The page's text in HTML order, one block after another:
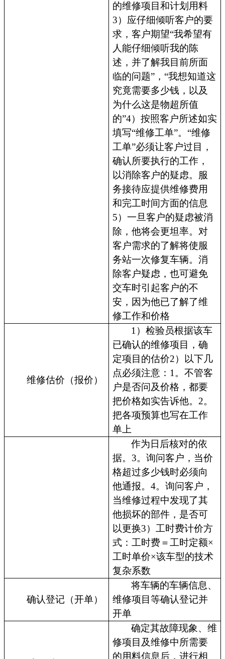
的维修项目和计划用料
3）应仔细倾听客户的要
求，客户期望“我希望有
人能仔细倾听我的陈
述，并了解我目前所面
临的问题”，“我想知道这
究竟需要多少钱，以及
为什么这是物超所值
的”4）按照客户所述如实
填写“维修工单”。“维修
工单”必须让客户过目，
确认所要执行的工作，
以消除客户的疑虑。服
务接待应提供维修费用
和完工时间方面的信息
5）一旦客户的疑虑被消
除，他将会更坦率。对
客户需求的了解将使服
务站一次修复车辆。消
除客户疑虑，也可避免
交车时引起客户的不
安，因为他已了解了维
修工作和价格
维修估价（报价）
1）检验员根据该车
已确认的维修项目，确
定项目的估价2）以下几
点必须注意：1。不管客
户是否问及价格，都要
把价格如实告诉他。2。
把各项预算也写在工作
单上
作为日后核对的依
据。3。询问客户，当价
格超过多少钱时必须向
他通报。4。询问客户，
当维修过程中发现了其
他损坏的部件，是否可
以更换3）工时费计价方
式：工时费＝工时定额×
工时单价×该车型的技术
复杂系数
确认登记（开单）
将车辆的车辆信息、
维修项目等确认登记并
开单
确定其故障现象、维
修项目及维修中所需要
的用料信息后，进行相